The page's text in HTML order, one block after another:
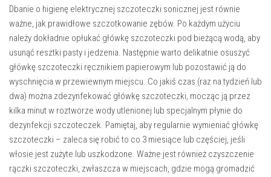
Dbanie o higienę elektrycznej szczoteczki sonicznej jest równie
ważne, jak prawidłowe szczotkowanie zębów. Po każdym użyciu
należy dokładnie opłukać główkę szczoteczki pod bieżącą wodą, aby
usunąć resztki pasty i jedzenia. Następnie warto delikatnie osuszyć
główkę szczoteczki ręcznikiem papierowym lub pozostawić ją do
wyschnięcia w przewiewnym miejscu. Co jakiś czas (raz na tydzień lub
dwa) można zdezynfekować główkę szczoteczki, mocząc ją przez
kilka minut w roztworze wody utlenionej lub specjalnym płynie do
dezynfekcji szczoteczek. Pamiętaj, aby regularnie wymieniać główkę
szczoteczki – zaleca się robić to co 3 miesiące lub częściej, jeśli
włosie jest zużyte lub uszkodzone. Ważne jest również czyszczenie
rączki szczoteczki, zwłaszcza w miejscach, gdzie mogą gromadzić